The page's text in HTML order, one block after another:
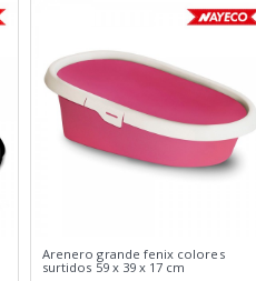
Arenero grande fenix colores
surtidos 59 x 39 x 17 cm